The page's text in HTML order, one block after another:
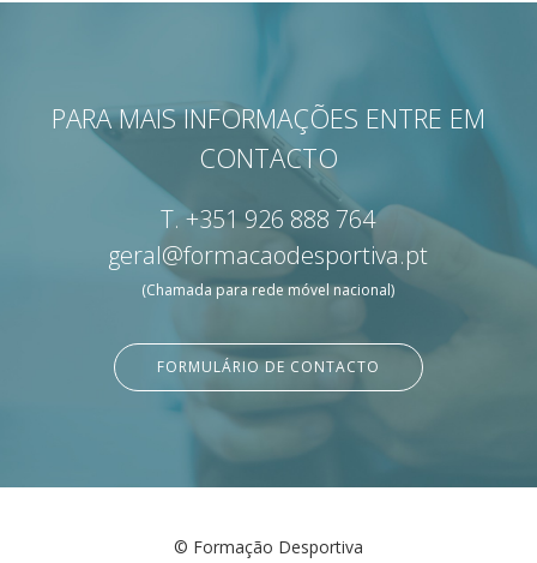
PARA MAIS INFORMAÇÕES ENTRE EM
CONTACTO
T.+351 926 888 764
geral@formacaodesportiva.pt
(Chamada para rede móvel nacional)
FORMULÁRIO DE CONTACTO
© Formação Desportiva